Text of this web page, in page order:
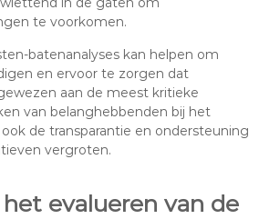
te voorkomen.
batenanalyses kan helpen om
en ervoor te zorgen dat
aan de meest kritieke
van belanghebbenden bij het
de transparantie en ondersteuning
vergroten.
evalueren van de